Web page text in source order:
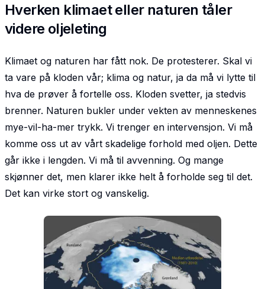
Hverken klimaet eller naturen tåler
videre oljeleting
Klimaet og naturen har fått nok. De protesterer. Skal vi
ta vare på kloden vår; klima og natur, ja da må vi lytte til
hva de prøver å fortelle oss. Kloden svetter, ja stedvis
brenner. Naturen bukler under vekten av menneskenes
mye-vil-ha-mer trykk. Vi trenger en intervensjon. Vi må
komme oss ut av vårt skadelige forhold med oljen. Dette
går ikke i lengden. Vi må til avvenning. Og mange
skjønner det, men klarer ikke helt å forholde seg til det.
Det kan virke stort og vanskelig.